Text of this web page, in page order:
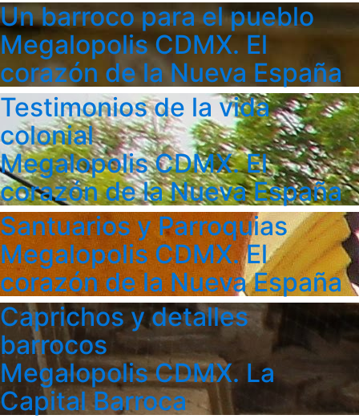
Un barroco para el pueblo
Megalopolis CDMX. El
corazón de la Nueva España
Testimonios de la vida
colonial
Megalopolis CDMX. El
corazón de la Nueva España
Santuarios y Parroquias
Megalopolis CDMX. El
corazón de la Nueva España
Caprichos y detalles
barrocos
Megalopolis CDMX. La
Capital Barroca